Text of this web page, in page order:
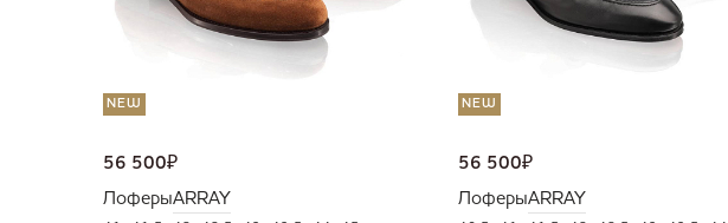
NEW
56 500₽
ЛоферыARRAY
NEW
56 500₽
ЛоферыARRAY